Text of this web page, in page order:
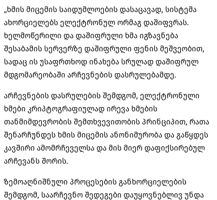
„ხმის მიცემის საიდუმლოების დასაცავად, სისტემა
ახორციელებს ელექტრონულ ორმაგ დაშიფვრას.
ხელმოწერილი და დაშიფრული ხმა იგზავნება
შესაბამის სერვერზე დაშიფრული ფენის მეშვეობით,
სადაც ის უსაფრთხოდ ინახება სრულად დაშიფრულ
მდგომარეობაში არჩევნების დასრულებამდე.
არჩევნების დასრულების შემდგომ, ელექტრონული
ხმები კრიპტოგრაფიულად ირევა ხმების
თანმიმდევრობის შემთხვევითობის პრინციპით, რათა
შენარჩუნდეს ხმის მიცემის ანონიმურობა და გაწყდეს
კავშირი ამომრჩეველსა და მის მიერ დაფიქსირებულ
არჩევანს შორის.
ზემოაღნიშნული პროცესების განხორციელების
შემდგომ, საარჩევნო შედეგები დაუყოვნებლივ უნდა